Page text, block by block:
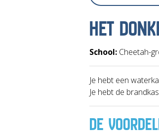
HET
School:Cheetah-
Je hebt een
Je hebt de
DE